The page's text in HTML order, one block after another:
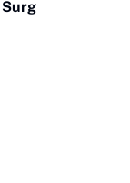
Surg